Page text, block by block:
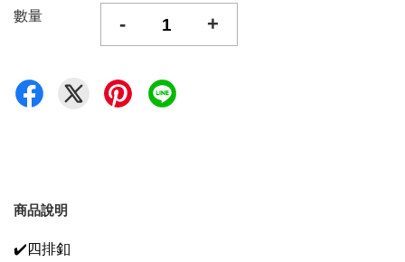
數量 - +
商品說明
✔️四排釦